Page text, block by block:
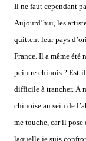
Il ne faut cependant
Aujourd’hui, les
quittent leur pays
France. Il a même été
peintre chinois ? Est-
difficile à trancher. À
chinoise au sein de
me touche, car il
laquelle je suis